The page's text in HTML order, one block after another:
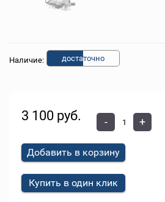
Наличие: достаточно
3 100 руб. - +
Добавить в корзину
Купить в один клик